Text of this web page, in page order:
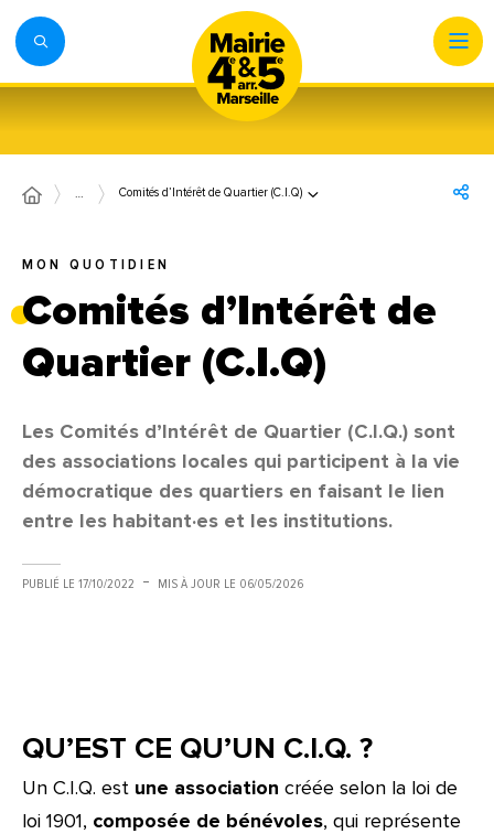
… Comités d’Intérêt de Quartier (C.I.Q)
MON QUOTIDIEN
Comités d’Intérêt de
Quartier (C.I.Q)
Les Comités d’Intérêt de Quartier (C.I.Q.) sont
des associations locales qui participent à la vie
démocratique des quartiers en faisant le lien
entre les habitant·es et les institutions.
PUBLIÉ LE 17/10/2022 MIS À JOUR LE 06/05/2026
QU’EST CE QU’UN C.I.Q. ?
Un C.I.Q. est une association créée selon la loi de
loi 1901, composée de bénévoles, qui représente